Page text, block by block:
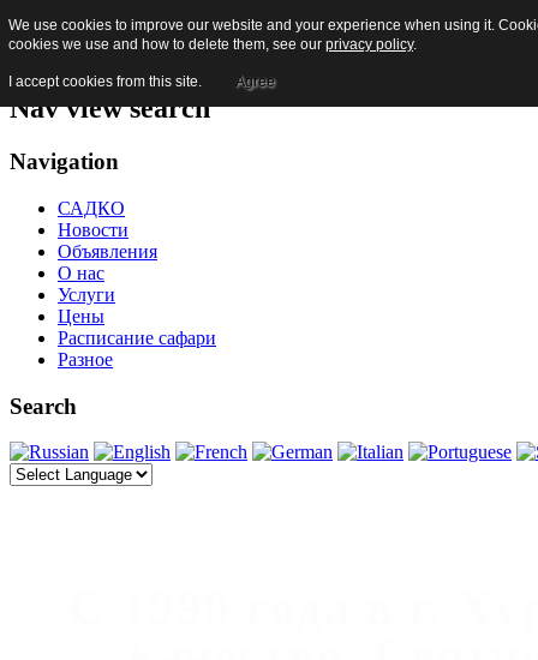
Skip to content
Jump to main navigation and login
Nav view search
Navigation
САДКО
Новости
Объявления
О нас
Услуги
Цены
Расписание сафари
Разное
Search
We use cookies to improve our website and your experience when using it.
cookies we use and how to delete them, see our privacy policy.
I accept cookies from this site. Agree